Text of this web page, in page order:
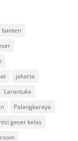
banten
jakarta
Larantuka
Palangkaraya
geser kelas